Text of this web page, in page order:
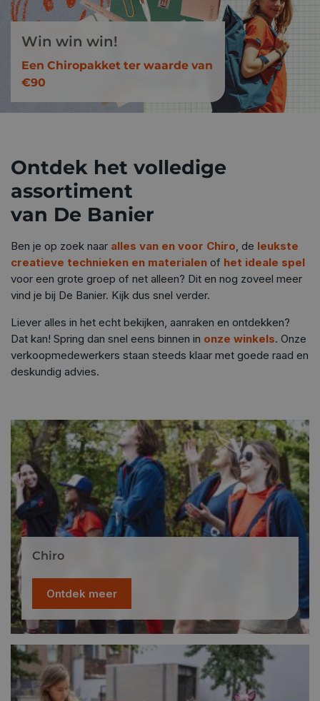
Win win win!
Een Chiropakket ter waarde van
€90
Ontdek het volledige
assortiment
van De Banier
Ben je op zoek naar alles van en voor Chiro, de leukste
creatieve technieken en materialen of het ideale spel
voor een grote groep of net alleen? Dit en nog zoveel meer
vind je bij De Banier. Kijk dus snel verder.
Liever alles in het echt bekijken, aanraken en ontdekken?
Dat kan! Spring dan snel eens binnen in onze winkels. Onze
verkoopmedewerkers staan steeds klaar met goede raad en
deskundig advies.
Chiro
Ontdek meer